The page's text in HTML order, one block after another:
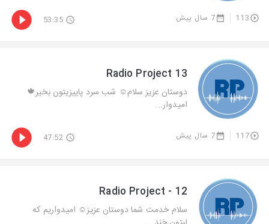
113 7 سال پیش 53:35
Radio Project 13
دوستان عزيز سلام☺️ شب سرد پاييزيتون بخير🍁
اميدوار...
117 7 سال پیش 47:52
Radio Project - 12
سلام خدمت شما دوستان عزيز☺️ اميدواريم كه